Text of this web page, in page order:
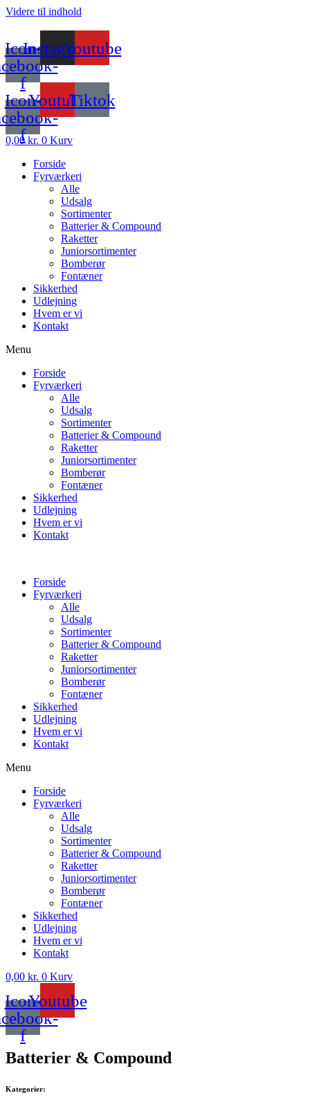
Videre til indhold
Icon-
f
InstagramYoutube
Icon-
f
YoutubeTiktok
0,00kr. 0 Kurv
Forside
Fyrværkeri
Alle
Udsalg
Sortimenter
Batterier & Compound
Raketter
Juniorsortimenter
Bomberør
Fontæner
Sikkerhed
Udlejning
Hvem er vi
Kontakt
Menu
Forside
Fyrværkeri
Alle
Udsalg
Sortimenter
Batterier & Compound
Raketter
Juniorsortimenter
Bomberør
Fontæner
Sikkerhed
Udlejning
Hvem er vi
Kontakt
Forside
Fyrværkeri
Alle
Udsalg
Sortimenter
Batterier & Compound
Raketter
Juniorsortimenter
Bomberør
Fontæner
Sikkerhed
Udlejning
Hvem er vi
Kontakt
Menu
Forside
Fyrværkeri
Alle
Udsalg
Sortimenter
Batterier & Compound
Raketter
Juniorsortimenter
Bomberør
Fontæner
Sikkerhed
Udlejning
Hvem er vi
Kontakt
0,00 kr. 0 Kurv
Icon-
f
Youtube
Batterier & Compound
Kategorier: